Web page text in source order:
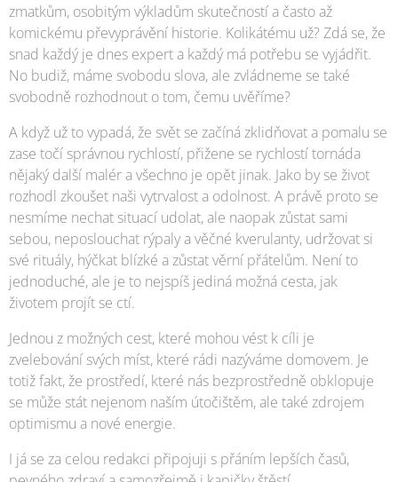
zmatkům, osobitým výkladům skutečností a často až
komickému převyprávění historie. Kolikátému už? Zdá se, že
snad každý je dnes expert a každý má potřebu se vyjádřit.
No budiž, máme svobodu slova, ale zvládneme se také
svobodně rozhodnout o tom, čemu uvěříme?
A když už to vypadá, že svět se začíná zklidňovat a pomalu se
zase točí správnou rychlostí, přižene se rychlostí tornáda
nějaký další malér a všechno je opět jinak. Jako by se život
rozhodl zkoušet naši vytrvalost a odolnost. A právě proto se
nesmíme nechat situací udolat, ale naopak zůstat sami
sebou, neposlouchat rýpaly a věčné kverulanty, udržovat si
své rituály, hýčkat blízké a zůstat věrní přátelům. Není to
jednoduché, ale je to nejspíš jediná možná cesta, jak
životem projít se ctí.
Jednou z možných cest, které mohou vést k cíli je
zvelebování svých míst, které rádi nazýváme domovem. Je
totiž fakt, že prostředí, které nás bezprostředně obklopuje
se může stát nejenom naším útočištěm, ale také zdrojem
optimismu a nové energie.
I já se za celou redakci připojuji s přáním lepších časů,